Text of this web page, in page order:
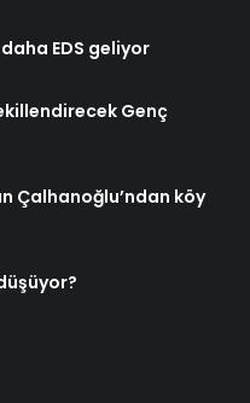
EDS geliyor
Genç
Çalhanoğlu’ndan köy